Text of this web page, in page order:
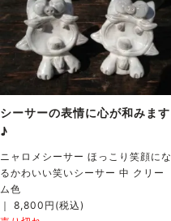
シーサーの表情に心が和みます
♪
ニャロメシーサー ほっこり笑顔にな
るかわいい笑いシーサー 中 クリー
ム色
｜ 8,800円(税込)